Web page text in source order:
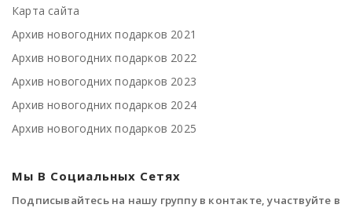
Карта сайта
Архив новогодних подарков 2021
Архив новогодних подарков 2022
Архив новогодних подарков 2023
Архив новогодних подарков 2024
Архив новогодних подарков 2025
Мы В Социальных Сетях
Подписывайтесь на нашу группу в контакте, участвуйте в